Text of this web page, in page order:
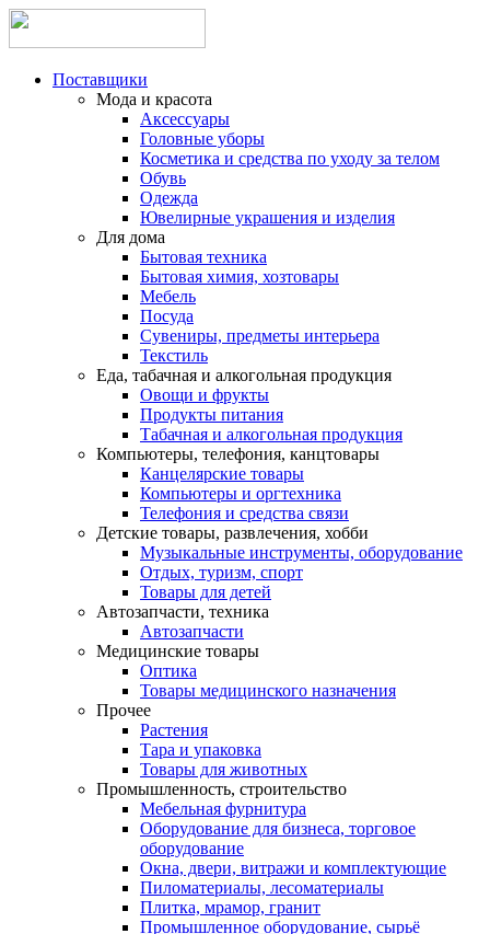
Поставщики
Мода и красота
Аксессуары
Головные уборы
Косметика и средства по уходу за телом
Обувь
Одежда
Ювелирные украшения и изделия
Для дома
Бытовая техника
Бытовая химия, хозтовары
Мебель
Посуда
Сувениры, предметы интерьера
Текстиль
Еда, табачная и алкогольная продукция
Овощи и фрукты
Продукты питания
Табачная и алкогольная продукция
Компьютеры, телефония, канцтовары
Канцелярские товары
Компьютеры и оргтехника
Телефония и средства связи
Детские товары, развлечения, хобби
Музыкальные инструменты, оборудование
Отдых, туризм, спорт
Товары для детей
Автозапчасти, техника
Автозапчасти
Медицинские товары
Оптика
Товары медицинского назначения
Прочее
Растения
Тара и упаковка
Товары для животных
Промышленность, строительство
Мебельная фурнитура
Оборудование для бизнеса, торговое
оборудование
Окна, двери, витражи и комплектующие
Пиломатериалы, лесоматериалы
Плитка, мрамор, гранит
Промышленное оборудование, сырьё